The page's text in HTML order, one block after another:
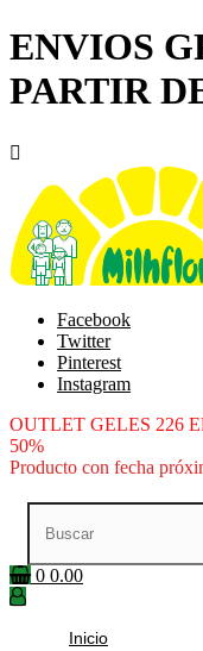
ENVIOS
PARTIR

Facebook
Twitter
Pinterest
Instagram
OUTLET GELES 226
50%
Producto con fecha
0 0.00
Inicio